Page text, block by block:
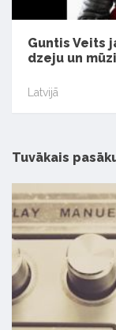
Guntis Veits
dzeju un
Latvijā
Tuvākais